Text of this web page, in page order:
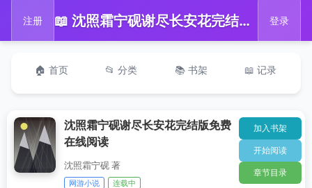
注册 📖 沈照霜宁砚谢尽长安花完结版免费在线阅读 登录
🏠 首页 📂 分类 📚 书架 📖 记录
沈照霜宁砚谢尽长安花完结版免费
在线阅读
沈照霜宁砚 著
网游小说 连载中
加入书架
开始阅读
章节目录